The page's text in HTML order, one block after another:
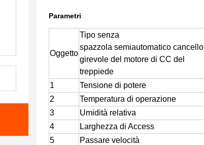
Parametri
Oggetto
Tipo senza
spazzola semiautomatico cancello
girevole del motore di CC del
treppiede
1
Tensione di potere
2
Temperatura di operazione
3
Umidità relativa
4 Larghezza di Access
5
Passare velocità